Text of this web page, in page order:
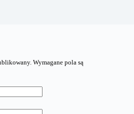
Wymagane pola są